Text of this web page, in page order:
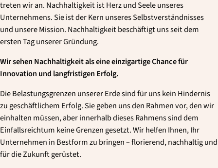
treten wir an. Nachhaltigkeit ist Herz und Seele unseres
Unternehmens. Sie ist der Kern unseres Selbstverständnisses
und unsere Mission. Nachhaltigkeit beschäftigt uns seit dem
ersten Tag unserer Gründung.
Wir sehen Nachhaltigkeit als eine einzigartige Chance für
Innovation und langfristigen Erfolg.
Die Belastungsgrenzen unserer Erde sind für uns kein Hindernis
zu geschäftlichem Erfolg. Sie geben uns den Rahmen vor, den wir
einhalten müssen, aber innerhalb dieses Rahmens sind dem
Einfallsreichtum keine Grenzen gesetzt. Wir helfen Ihnen, Ihr
Unternehmen in Bestform zu bringen – florierend, nachhaltig und
für die Zukunft gerüstet.